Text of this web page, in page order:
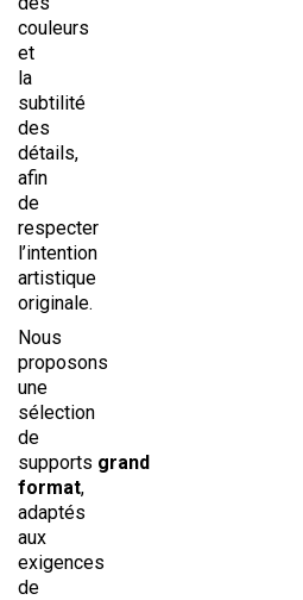
couleurs
et
la
subtilité
des
détails,
afin
de
respecter
l’intention
artistique
originale.
Nous
proposons
une
sélection
de
supports grand
format,
adaptés
aux
exigences
de